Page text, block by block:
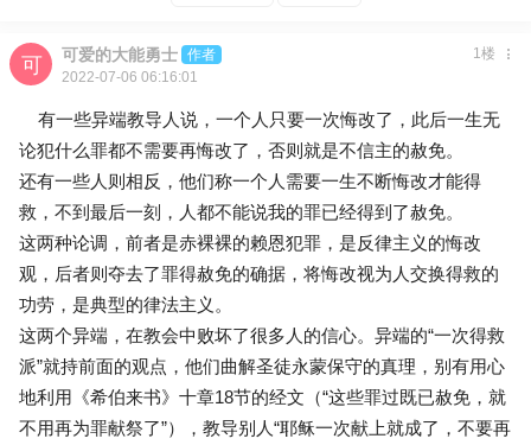
可爱的大能勇士 作者
2022-07-06 06:16:01
1楼
有一些异端教导人说，一个人只要一次悔改了，此后一生无
论犯什么罪都不需要再悔改了，否则就是不信主的赦免。
还有一些人则相反，他们称一个人需要一生不断悔改才能得
救，不到最后一刻，人都不能说我的罪已经得到了赦免。
这两种论调，前者是赤裸裸的赖恩犯罪，是反律主义的悔改
观，后者则夺去了罪得赦免的确据，将悔改视为人交换得救的
功劳，是典型的律法主义。
这两个异端，在教会中败坏了很多人的信心。异端的“一次得救
派”就持前面的观点，他们曲解圣徒永蒙保守的真理，别有用心
地利用《希伯来书》十章18节的经文（“这些罪过既已赦免，就
不用再为罪献祭了”），教导别人“耶稣一次献上就成了，不要再